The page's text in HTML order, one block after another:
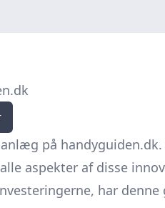
på
aspekter af disse
har